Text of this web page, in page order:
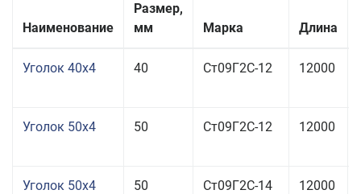
Наименование
Размер,
мм
Марка Длина
Уголок 40x4 40 Ст09Г2С-12 12000
Уголок 50x4 50 Ст09Г2С-12 12000
Уголок 50x4 50 Ст09Г2С-14 12000